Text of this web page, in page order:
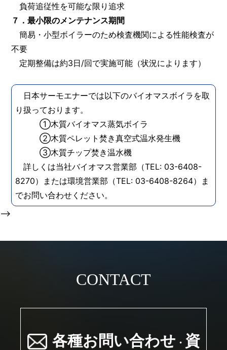
負荷追従性を可能な限り追求
７．最小限のメンテナンス期間
簡易・小型ボイラーのため検査機関による性能検査が
不要
定期整備は約3日/回で実施可能（状況によります）
日本サーモエナーでは以下のバイオマスボイラを取
り扱っております。
①木質バイオマス蒸気ボイラ
②木質ペレット焚き真空式温水発生機
③木質チップ焚き温水機
詳しくは当社バイオマス営業部（TEL: 03-6408-
8270）または環境営業部（TEL: 03-6408-8264）ま
でお問い合わせください。
-->
CONTACT
各種お問い合わせ ・ 資